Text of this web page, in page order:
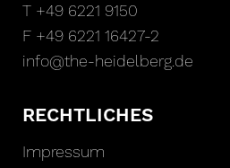
T +49 6221 9150
F +49 6221 16427-2
info@the-heidelberg.de
RECHTLICHES
Impressum